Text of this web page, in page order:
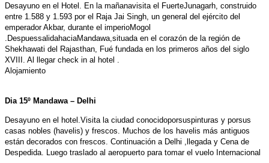
Desayuno en el Hotel. En la mañanavisita el FuerteJunagarh, construido
entre 1.588 y 1.593 por el Raja Jai Singh, un general del ejército del
emperador Akbar, durante el imperioMogol
.DespuessalidahaciaMandawa,situada en el corazón de la región de
Shekhawati del Rajasthan, Fué fundada en los primeros años del siglo
XVIII. Al llegar check in al hotel .
Alojamiento
Dia 15º Mandawa – Delhi
Desayuno en el hotel.Visita la ciudad conocidoporsuspinturas y porsus
casas nobles (havelis) y frescos. Muchos de los havelis más antiguos
están decorados con frescos. Continuación a Delhi ,llegada y Cena de
Despedida. Luego traslado al aeropuerto para tomar el vuelo Internacional